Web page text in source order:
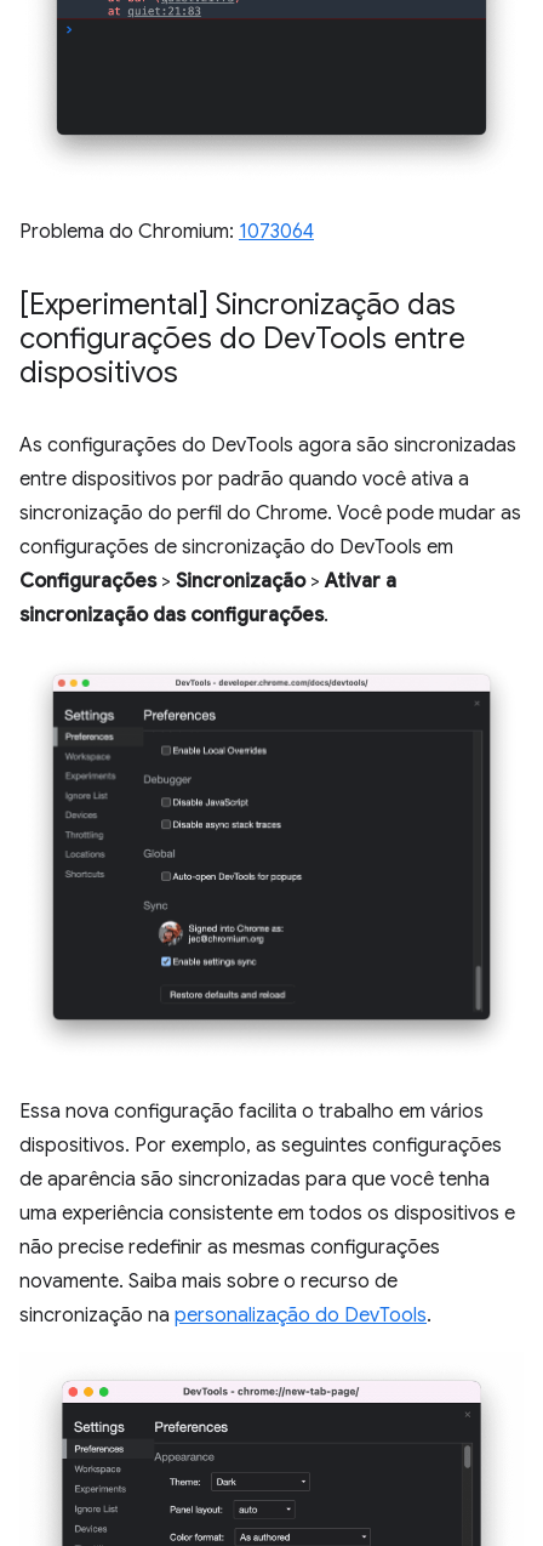
Problema do Chromium: 1073064
[Experimental] Sincronização das
configurações do DevTools entre
dispositivos
As configurações do DevTools agora são sincronizadas
entre dispositivos por padrão quando você ativa a
sincronização do perfil do Chrome. Você pode mudar as
configurações de sincronização do DevTools em
Configurações> Sincronização>Ativar a
sincronização das configurações.
Essa nova configuração facilita o trabalho em vários
dispositivos. Por exemplo, as seguintes configurações
de aparência são sincronizadas para que você tenha
uma experiência consistente em todos os dispositivos e
não precise redefinir as mesmas configurações
novamente. Saiba mais sobre o recurso de
sincronização na personalização do DevTools.